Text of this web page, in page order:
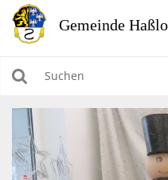
RATHAUS
LEBEN IN HASSLOCH
BILDUNG & KULTUR
Suchen